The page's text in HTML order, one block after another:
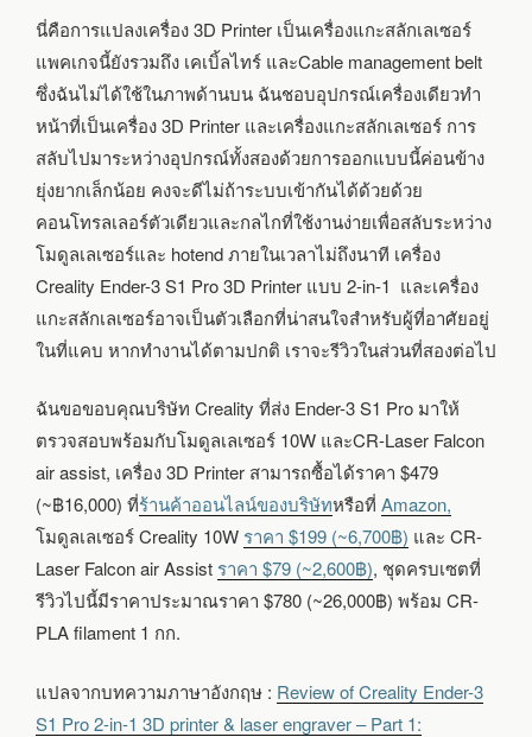
นี่คือการแปลงเครื่อง 3D Printer เป็นเครื่องแกะสลักเลเซอร์
แพคเกจนี้ยังรวมถึง เคเบิ้ลไทร์ และCable management belt
ซึ่งฉันไม่ได้ใช้ในภาพด้านบน ฉันชอบอุปกรณ์เครื่องเดียวทำ
หน้าที่เป็นเครื่อง 3D Printer และเครื่องแกะสลักเลเซอร์ การ
สลับไปมาระหว่างอุปกรณ์ทั้งสองด้วยการออกแบบนี้ค่อนข้าง
ยุ่งยากเล็กน้อย คงจะดีไม่ถ้าระบบเข้ากันได้ด้วยด้วย
คอนโทรลเลอร์ตัวเดียวและกลไกที่ใช้งานง่ายเพื่อสลับระหว่าง
โมดูลเลเซอร์และ hotend ภายในเวลาไม่ถึงนาที เครื่อง
Creality Ender-3 S1 Pro 3D Printer แบบ 2-in-1 และเครื่อง
แกะสลักเลเซอร์อาจเป็นตัวเลือกที่น่าสนใจสำหรับผู้ที่อาศัยอยู่
ในที่แคบ หากทำงานได้ตามปกติ เราจะรีวิวในส่วนที่สองต่อไป
ฉันขอขอบคุณบริษัท Creality ที่ส่ง Ender-3 S1 Pro มาให้
ตรวจสอบพร้อมกับโมดูลเลเซอร์ 10W และCR-Laser Falcon
air assist, เครื่อง 3D Printer สามารถซื้อได้ราคา $479
(~฿16,000) ที่ร้านค้าออนไลน์ของบริษัทหรือที่ Amazon,
โมดูลเลเซอร์ Creality 10W ราคา $199 (~6,700฿) และ CR-
Laser Falcon air Assist ราคา $79 (~2,600฿), ชุดครบเซตที่
รีวิวไปนี้มีราคาประมาณราคา $780 (~26,000฿) พร้อม CR-
PLA filament 1 กก.
แปลจากบทความภาษาอังกฤษ : Review of Creality Ender-3
S1 Pro 2-in-1 3D printer & laser engraver – Part 1: